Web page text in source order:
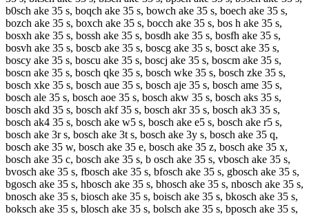
b0sch ake 35 s, boqch ake 35 s, bowch ake 35 s, boech ake 35 s,
bozch ake 35 s, boxch ake 35 s, bocch ake 35 s, bos h ake 35 s,
bosxh ake 35 s, bossh ake 35 s, bosdh ake 35 s, bosfh ake 35 s,
bosvh ake 35 s, boscb ake 35 s, boscg ake 35 s, bosct ake 35 s,
boscy ake 35 s, boscu ake 35 s, boscj ake 35 s, boscm ake 35 s,
boscn ake 35 s, bosch qke 35 s, bosch wke 35 s, bosch zke 35 s,
bosch xke 35 s, bosch aue 35 s, bosch aje 35 s, bosch ame 35 s,
bosch ale 35 s, bosch aoe 35 s, bosch akw 35 s, bosch aks 35 s,
bosch akd 35 s, bosch akf 35 s, bosch akr 35 s, bosch ak3 35 s,
bosch ak4 35 s, bosch ake w5 s, bosch ake e5 s, bosch ake r5 s,
bosch ake 3r s, bosch ake 3t s, bosch ake 3y s, bosch ake 35 q,
bosch ake 35 w, bosch ake 35 e, bosch ake 35 z, bosch ake 35 x,
bosch ake 35 c, bosch ake 35 s, b osch ake 35 s, vbosch ake 35 s,
bvosch ake 35 s, fbosch ake 35 s, bfosch ake 35 s, gbosch ake 35 s,
bgosch ake 35 s, hbosch ake 35 s, bhosch ake 35 s, nbosch ake 35 s,
bnosch ake 35 s, biosch ake 35 s, boisch ake 35 s, bkosch ake 35 s,
boksch ake 35 s, blosch ake 35 s, bolsch ake 35 s, bposch ake 35 s,